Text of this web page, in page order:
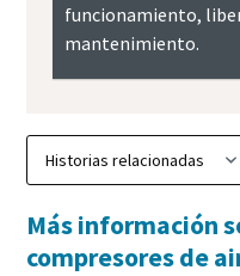
funcionamiento,
mantenimiento.
Más información
compresores de